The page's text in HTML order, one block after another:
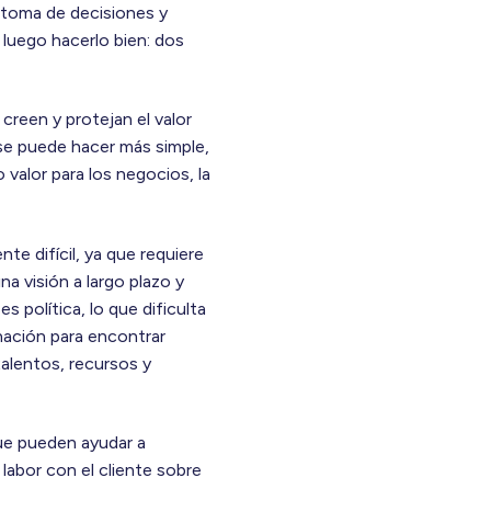
de decisiones y
hacerlo bien: dos
y protejan el valor
puede hacer más simple,
para los negocios, la
difícil, ya que requiere
visión a largo plazo y
política, lo que dificulta
para encontrar
recursos y
pueden ayudar a
con el cliente sobre